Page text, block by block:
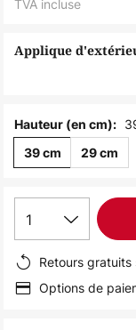
beginning
the
Applique
TVA incluse
Hauteur (en cm):
39 cm 29 cm
1
Retours
Options de